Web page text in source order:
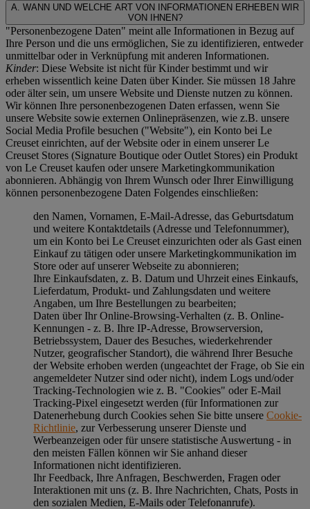
A. WANN UND WELCHE ART VON INFORMATIONEN ERHEBEN WIR
VON IHNEN?
"Personenbezogene Daten" meint alle Informationen in Bezug auf
Ihre Person und die uns ermöglichen, Sie zu identifizieren, entweder
unmittelbar oder in Verknüpfung mit anderen Informationen.
Kinder: Diese Website ist nicht für Kinder bestimmt und wir
erheben wissentlich keine Daten über Kinder. Sie müssen 18 Jahre
oder älter sein, um unsere Website und Dienste nutzen zu können.
Wir können Ihre personenbezogenen Daten erfassen, wenn Sie
unsere Website sowie externen Onlinepräsenzen, wie z.B. unsere
Social Media Profile besuchen ("Website"), ein Konto bei Le
Creuset einrichten, auf der Website oder in einem unserer Le
Creuset Stores (Signature Boutique oder Outlet Stores) ein Produkt
von Le Creuset kaufen oder unsere Marketingkommunikation
abonnieren. Abhängig von Ihrem Wunsch oder Ihrer Einwilligung
können personenbezogene Daten Folgendes einschließen:
den Namen, Vornamen, E-Mail-Adresse, das Geburtsdatum
und weitere Kontaktdetails (Adresse und Telefonnummer),
um ein Konto bei Le Creuset einzurichten oder als Gast einen
Einkauf zu tätigen oder unsere Marketingkommunikation im
Store oder auf unserer Webseite zu abonnieren;
Ihre Einkaufsdaten, z. B. Datum und Uhrzeit eines Einkaufs,
Lieferdatum, Produkt- und Zahlungsdaten und weitere
Angaben, um Ihre Bestellungen zu bearbeiten;
Daten über Ihr Online-Browsing-Verhalten (z. B. Online-
Kennungen - z. B. Ihre IP-Adresse, Browserversion,
Betriebssystem, Dauer des Besuches, wiederkehrender
Nutzer, geografischer Standort), die während Ihrer Besuche
der Website erhoben werden (ungeachtet der Frage, ob Sie ein
angemeldeter Nutzer sind oder nicht), indem Logs und/oder
Tracking-Technologien wie z. B. "Cookies" oder E-Mail
Tracking-Pixel eingesetzt werden (für Informationen zur
Datenerhebung durch Cookies sehen Sie bitte unsere Cookie-
Richtlinie, zur Verbesserung unserer Dienste und
Werbeanzeigen oder für unsere statistische Auswertung - in
den meisten Fällen können wir Sie anhand dieser
Informationen nicht identifizieren.
Ihr Feedback, Ihre Anfragen, Beschwerden, Fragen oder
Interaktionen mit uns (z. B. Ihre Nachrichten, Chats, Posts in
den sozialen Medien, E-Mails oder Telefonanrufe).